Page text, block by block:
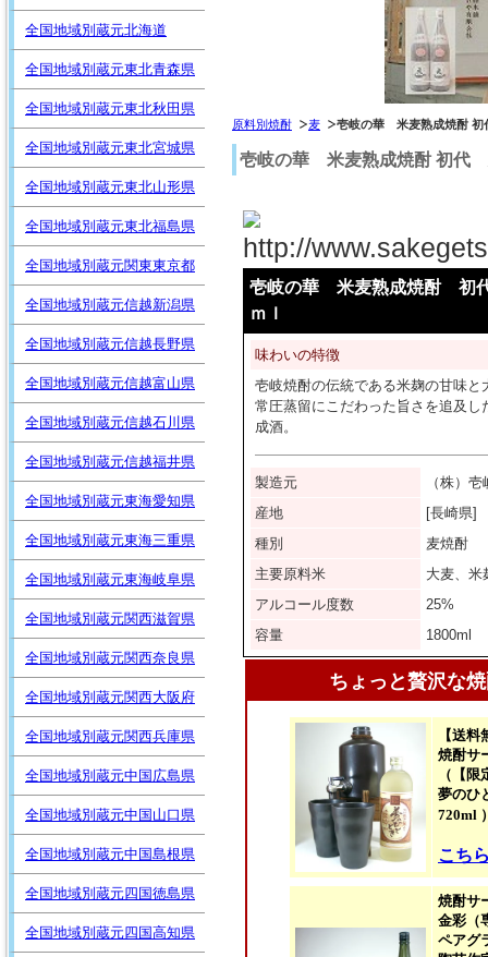
原料別焼酎 麦 壱岐の華 米麦熟成焼酎
壱岐の華 米麦熟成焼酎 初代
http://
壱岐の華 米麦熟成焼酎 初
ｍｌ
味わいの特徴
壱岐焼酎の伝統である米麹の甘味と
常圧蒸留にこだわった旨さを追及し
成酒。
製造元
（株
産地
[長崎
種別
麦焼酎
主要原料米
大麦
アルコール度数
25%
容量
1800ml
全国地域別蔵元北海道
全国地域別蔵元東北青森県
全国地域別蔵元東北秋田県
全国地域別蔵元東北宮城県
全国地域別蔵元東北山形県
全国地域別蔵元東北福島県
全国地域別蔵元関東東京都
全国地域別蔵元信越新潟県
全国地域別蔵元信越長野県
全国地域別蔵元信越富山県
全国地域別蔵元信越石川県
全国地域別蔵元信越福井県
全国地域別蔵元東海愛知県
全国地域別蔵元東海三重県
全国地域別蔵元東海岐阜県
全国地域別蔵元関西滋賀県
全国地域別蔵元関西奈良県
全国地域別蔵元関西大阪府
全国地域別蔵元関西兵庫県
全国地域別蔵元中国広島県
全国地域別蔵元中国山口県
全国地域別蔵元中国島根県
全国地域別蔵元四国徳島県
全国地域別蔵元四国高知県